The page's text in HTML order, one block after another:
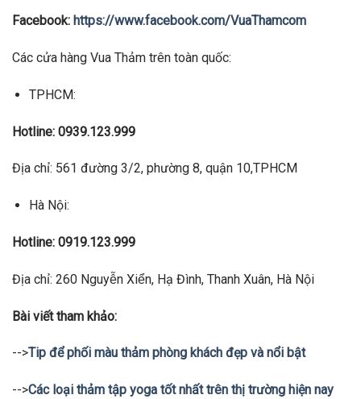
Facebook: https://www.facebook.com/VuaThamcom
Các cửa hàng Vua Thảm trên toàn quốc:
TPHCM:
Hotline: 0939.123.999
Địa chỉ: 561 đường 3/2, phường 8, quận 10,TPHCM
Hà Nội:
Hotline: 0919.123.999
Địa chỉ: 260 Nguyễn Xiển, Hạ Đình, Thanh Xuân, Hà Nội
Bài viết tham khảo:
-->Tip để phối màu thảm phòng khách đẹp và nổi bật
-->Các loại thảm tập yoga tốt nhất trên thị trường hiện nay